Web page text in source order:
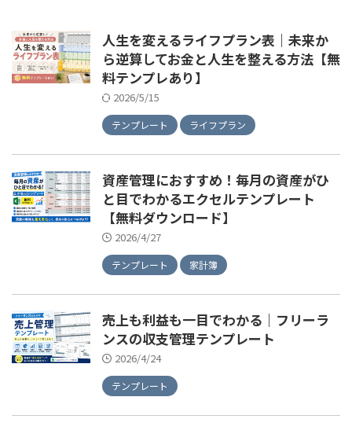
人生を変えるライフプラン表｜未来か
ら逆算してお金と人生を整える方法【無
料テンプレあり】
2026/5/15
テンプレート ライフプラン
資産管理におすすめ！毎月の資産がひ
と目でわかるエクセルテンプレート
【無料ダウンロード】
2026/4/27
テンプレート 家計簿
売上も利益も一目でわかる｜フリーラ
ンスの収支管理テンプレート
2026/4/24
テンプレート